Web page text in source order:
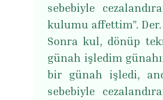
sebebiyle
kulumu affettim”. Der.
Sonra kul, dönüp
günah işledim
bir günah işledi,
sebebiyle